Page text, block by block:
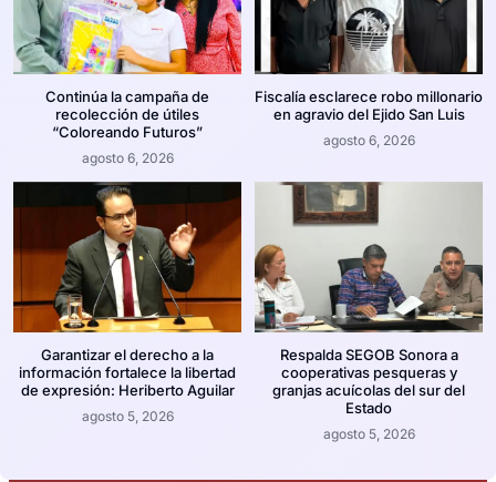
Continúa la campaña de
recolección de útiles
“Coloreando Futuros”
agosto 6, 2026
Fiscalía esclarece robo millonario
en agravio del Ejido San Luis
agosto 6, 2026
Garantizar el derecho a la
información fortalece la libertad
de expresión: Heriberto Aguilar
agosto 5, 2026
Respalda SEGOB Sonora a
cooperativas pesqueras y
granjas acuícolas del sur del
Estado
agosto 5, 2026